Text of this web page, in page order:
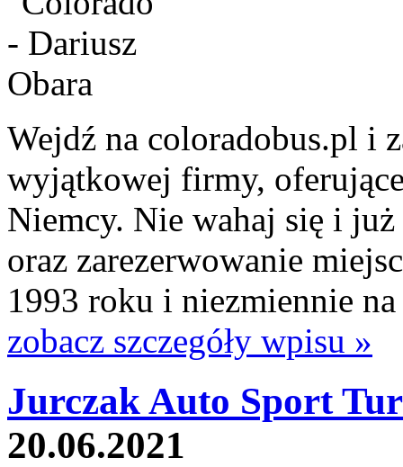
Wejdź na coloradobus.pl i
wyjątkowej firmy,
Niemcy. Nie wahaj się i
oraz zarezerwowanie
1993 roku i niezmiennie
zobacz szczegóły wpisu »
Jurczak Auto Sport
20.06.2021